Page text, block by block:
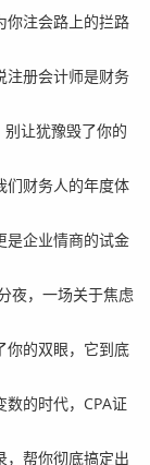
或者还在做大
着比自己年轻、
阵子找我喝酒，
，一直是高级
气不好跟错项目
系的原因。
好几个项目，
严扫地，想跳槽
年轻，要么要
你注会路上的拦路
注册会计师是财务
让犹豫毁了你的
们财务人的年度体
是企业情商的试金
夜，一场关于焦虑
你的双眼，它到底
的时代，CPA证
，帮你彻底搞定出